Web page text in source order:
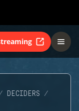
DECIDERS